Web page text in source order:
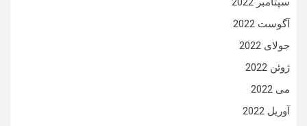
آگوست 2022
جولای 2022
ژوئن 2022
می 2022
آوریل 2022